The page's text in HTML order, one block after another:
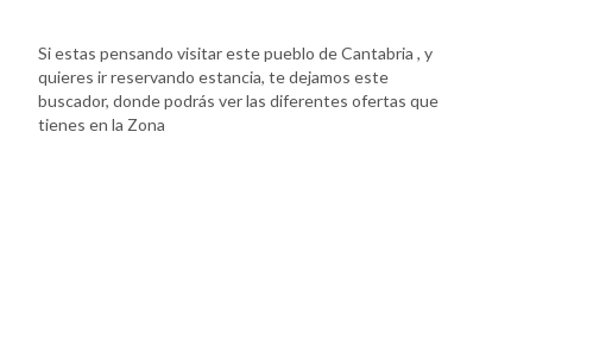
Si estas pensando visitar este pueblo de Cantabria , y
quieres ir reservando estancia, te dejamos este
buscador, donde podrás ver las diferentes ofertas que
tienes en la Zona